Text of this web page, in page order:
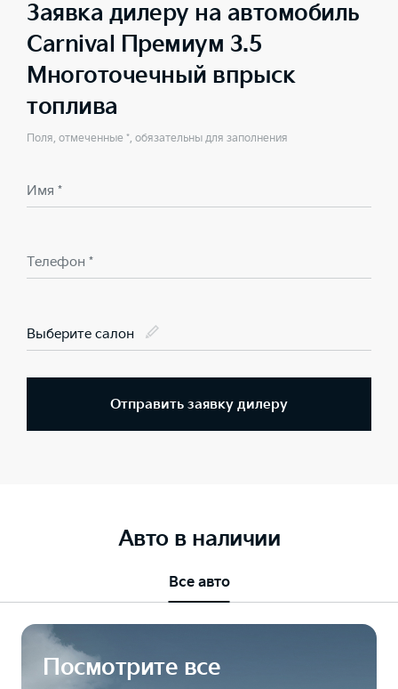
Заявка дилеру на автомобиль
Carnival Премиум 3.5
Многоточечный впрыск
топлива
Поля, отмеченные *, обязательны для заполнения
Имя *
Телефон *
Выберите салон
Отправить заявку дилеру
Авто в наличии
Все авто
Посмотрите все